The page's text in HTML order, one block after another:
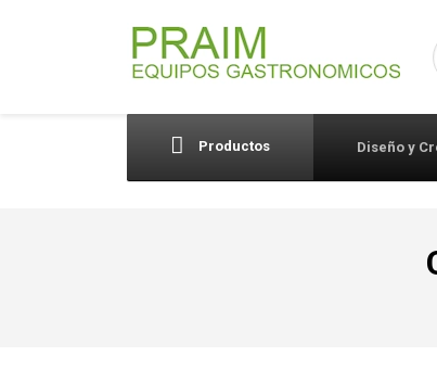
Productos Diseño y